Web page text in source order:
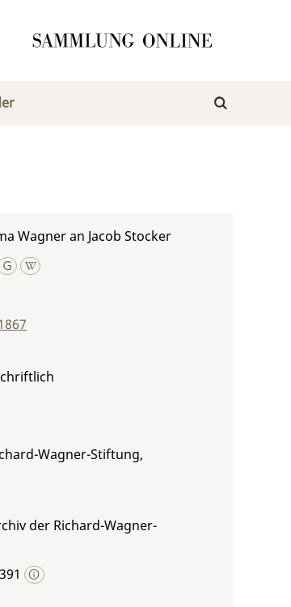
Wagner an Jacob Stocker
Wagner-Stiftung,
der Richard-Wagner-